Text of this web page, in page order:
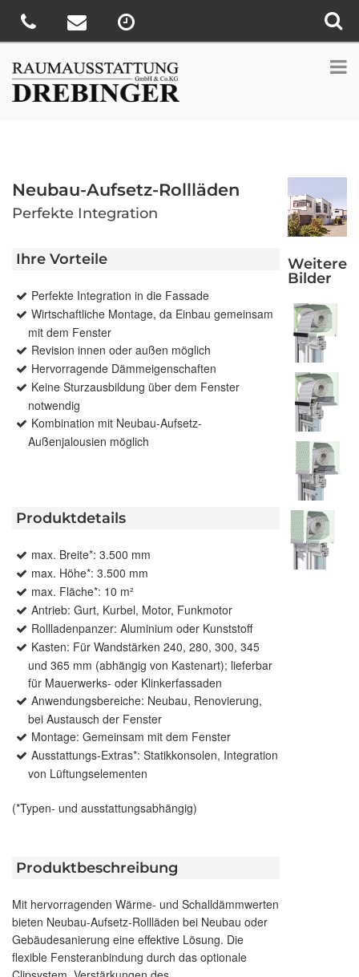
Neubau-Aufsetz-Rollläden
Perfekte Integration
Ihre Vorteile
Perfekte Integration in die Fassade
Wirtschaftliche Montage, da Einbau gemeinsam
mit dem Fenster
Revision innen oder außen möglich
Hervorragende Dämmeigenschaften
Keine Sturzausbildung über dem Fenster
notwendig
Kombination mit Neubau-Aufsetz-
Außenjalousien möglich
Produktdetails
max. Breite*: 3.500 mm
max. Höhe*: 3.500 mm
max. Fläche*: 10 m²
Antrieb: Gurt, Kurbel, Motor, Funkmotor
Rollladenpanzer: Aluminium oder Kunststoff
Kasten: Für Wandstärken 240, 280, 300, 345
und 365 mm (abhängig von Kastenart); lieferbar
für Mauerwerks- oder Klinkerfassaden
Anwendungsbereiche: Neubau, Renovierung,
bei Austausch der Fenster
Montage: Gemeinsam mit dem Fenster
Ausstattungs-Extras*: Statikkonsolen, Integration
von Lüftungselementen
(*Typen- und ausstattungsabhängig)
Produktbeschreibung
Mit hervorragenden Wärme- und Schalldämmwerten
bieten Neubau-Aufsetz-Rollläden bei Neubau oder
Gebäudesanierung eine effektive Lösung. Die
flexible Fensteranbindung durch das optionale
Weitere
Bilder